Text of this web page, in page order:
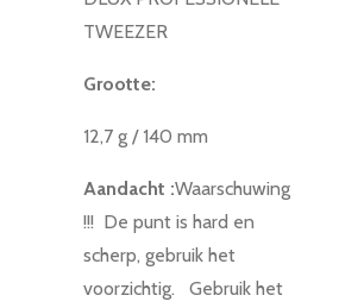
TWEEZER
Grootte:
12,7 g / 140 mm
Aandacht :Waarschuwing
!!! De punt is hard en
scherp, gebruik het
voorzichtig. Gebruik het